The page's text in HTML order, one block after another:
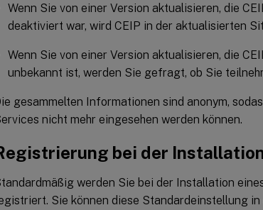
Wenn Sie von einer Version aktualisieren, die
deaktiviert war, wird CEIP in der aktualisierten
Wenn Sie von einer Version aktualisieren, die
unbekannt ist, werden Sie gefragt, ob Sie
gesammelten Informationen sind anonym,
nicht mehr eingesehen werden können.
bei der
werden Sie bei der Installation
Sie können diese Standardeinstellung